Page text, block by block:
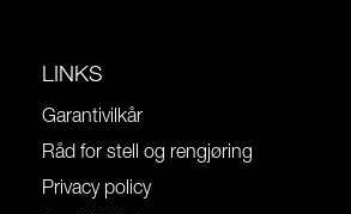
LINKS
Garantivilkår
Råd for stell og rengjøring
Privacy policy